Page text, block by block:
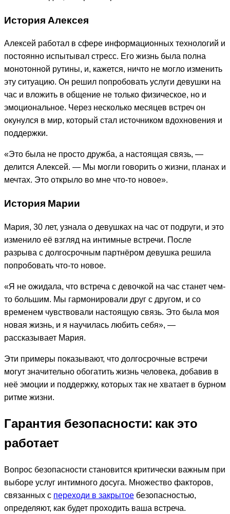
История Алексея
Алексей работал в сфере информационных технологий и
постоянно испытывал стресс. Его жизнь была полна
монотонной рутины, и, кажется, ничто не могло изменить
эту ситуацию. Он решил попробовать услуги девушки на
час и вложить в общение не только физическое, но и
эмоциональное. Через несколько месяцев встреч он
окунулся в мир, который стал источником вдохновения и
поддержки.
«Это была не просто дружба, а настоящая связь, —
делится Алексей. — Мы могли говорить о жизни, планах и
мечтах. Это открыло во мне что-то новое».
История Марии
Мария, 30 лет, узнала о девушках на час от подруги, и это
изменило её взгляд на интимные встречи. После
разрыва с долгосрочным партнёром девушка решила
попробовать что-то новое.
«Я не ожидала, что встреча с девочкой на час станет чем-
то большим. Мы гармонировали друг с другом, и со
временем чувствовали настоящую связь. Это была моя
новая жизнь, и я научилась любить себя», —
рассказывает Мария.
Эти примеры показывают, что долгосрочные встречи
могут значительно обогатить жизнь человека, добавив в
неё эмоции и поддержку, которых так не хватает в бурном
ритме жизни.
Гарантия безопасности: как это
работает
Вопрос безопасности становится критически важным при
выборе услуг интимного досуга. Множество факторов,
связанных с переходи в закрытое безопасностью,
определяют, как будет проходить ваша встреча.